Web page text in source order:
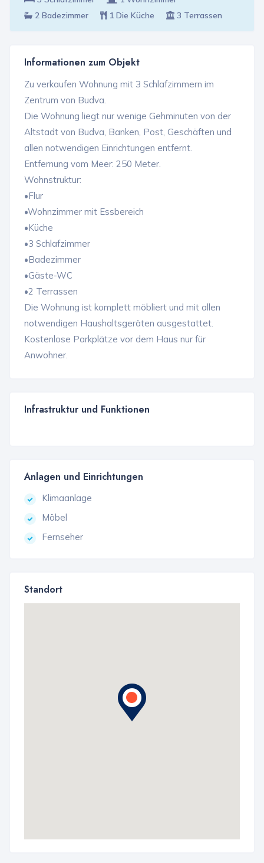
2 Badezimmer
1 Die Küche 3 Terrassen
Informationen zum Objekt
Zu verkaufen Wohnung mit 3 Schlafzimmern im
Zentrum von Budva.
Die Wohnung liegt nur wenige Gehminuten von der
Altstadt von Budva, Banken, Post, Geschäften und
allen notwendigen Einrichtungen entfernt.
Entfernung vom Meer: 250 Meter.
Wohnstruktur:
•Flur
•Wohnzimmer mit Essbereich
•Küche
•3 Schlafzimmer
•Badezimmer
•Gäste-WC
•2 Terrassen
Die Wohnung ist komplett möbliert und mit allen
notwendigen Haushaltsgeräten ausgestattet.
Kostenlose Parkplätze vor dem Haus nur für
Anwohner.
Infrastruktur und Funktionen
Anlagen und Einrichtungen
Klimaanlage
Möbel
Fernseher
Standort